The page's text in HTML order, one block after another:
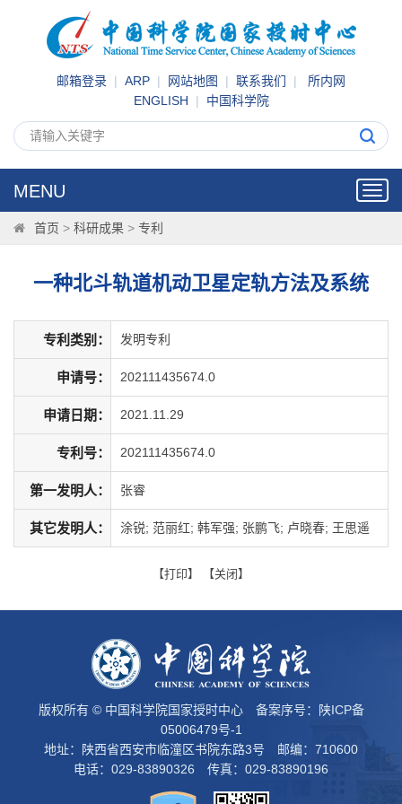
邮箱登录 | ARP | 网站地图 | 联系我们 | 所内网
ENGLISH | 中国科学院
MENU
首页 > 科研成果 > 专利
一种北斗轨道机动卫星定轨方法及系统
专利类别： 发明专利
申请号： 202111435674.0
申请日期： 2021.11.29
专利号： 202111435674.0
第一发明人： 张睿
其它发明人： 涂锐; 范丽红; 韩军强; 张鹏飞; 卢晓春; 王思遥
【打印】 【关闭 】
版权所有 © 中国科学院国家授时中心 备案序号：
陕ICP备
05006479号-1
地址：陕西省西安市临潼区书院东路3号 邮编：710600
电话：029-83890326 传真：029-83890196